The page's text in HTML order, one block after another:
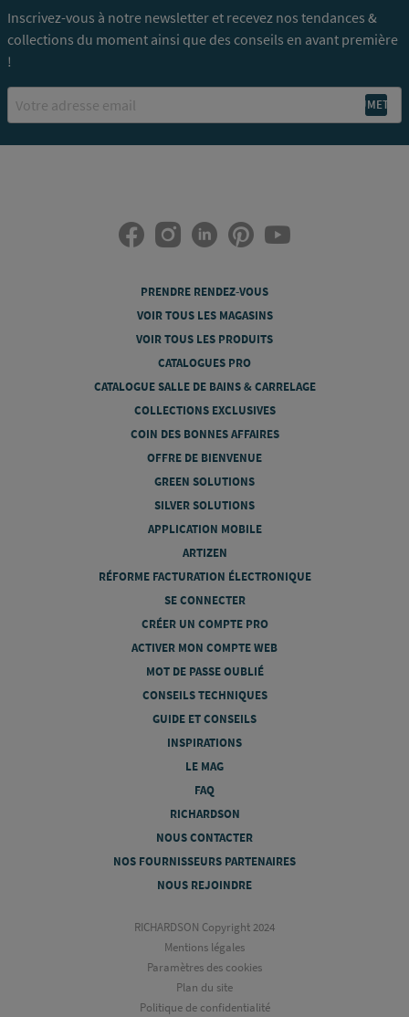
Inscrivez-vous à notre newsletter et recevez nos tendances &
collections du moment ainsi que des conseils en avant première
!
PRENDRE RENDEZ-VOUS
VOIR TOUS LES MAGASINS
VOIR TOUS LES PRODUITS
CATALOGUES PRO
CATALOGUE SALLE DE BAINS & CARRELAGE
COLLECTIONS EXCLUSIVES
COIN DES BONNES AFFAIRES
OFFRE DE BIENVENUE
GREEN SOLUTIONS
SILVER SOLUTIONS
APPLICATION MOBILE
ARTIZEN
RÉFORME FACTURATION ÉLECTRONIQUE
SE CONNECTER
CRÉER UN COMPTE PRO
ACTIVER MON COMPTE WEB
MOT DE PASSE OUBLIÉ
CONSEILS TECHNIQUES
GUIDE ET CONSEILS
INSPIRATIONS
LE MAG
FAQ
RICHARDSON
NOUS CONTACTER
NOS FOURNISSEURS PARTENAIRES
NOUS REJOINDRE
RICHARDSON Copyright 2024
Mentions légales
Paramètres des cookies
Plan du site
Politique de confidentialité